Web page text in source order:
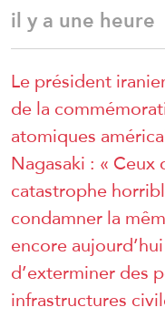
il y a une heure
Le président
de la
atomiques
Nagasaki : «
catastrophe
condamner la
encore
d’exterminer des
infrastructures